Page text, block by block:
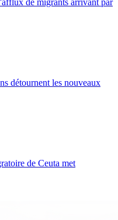
détournent les nouveaux
de Ceuta met